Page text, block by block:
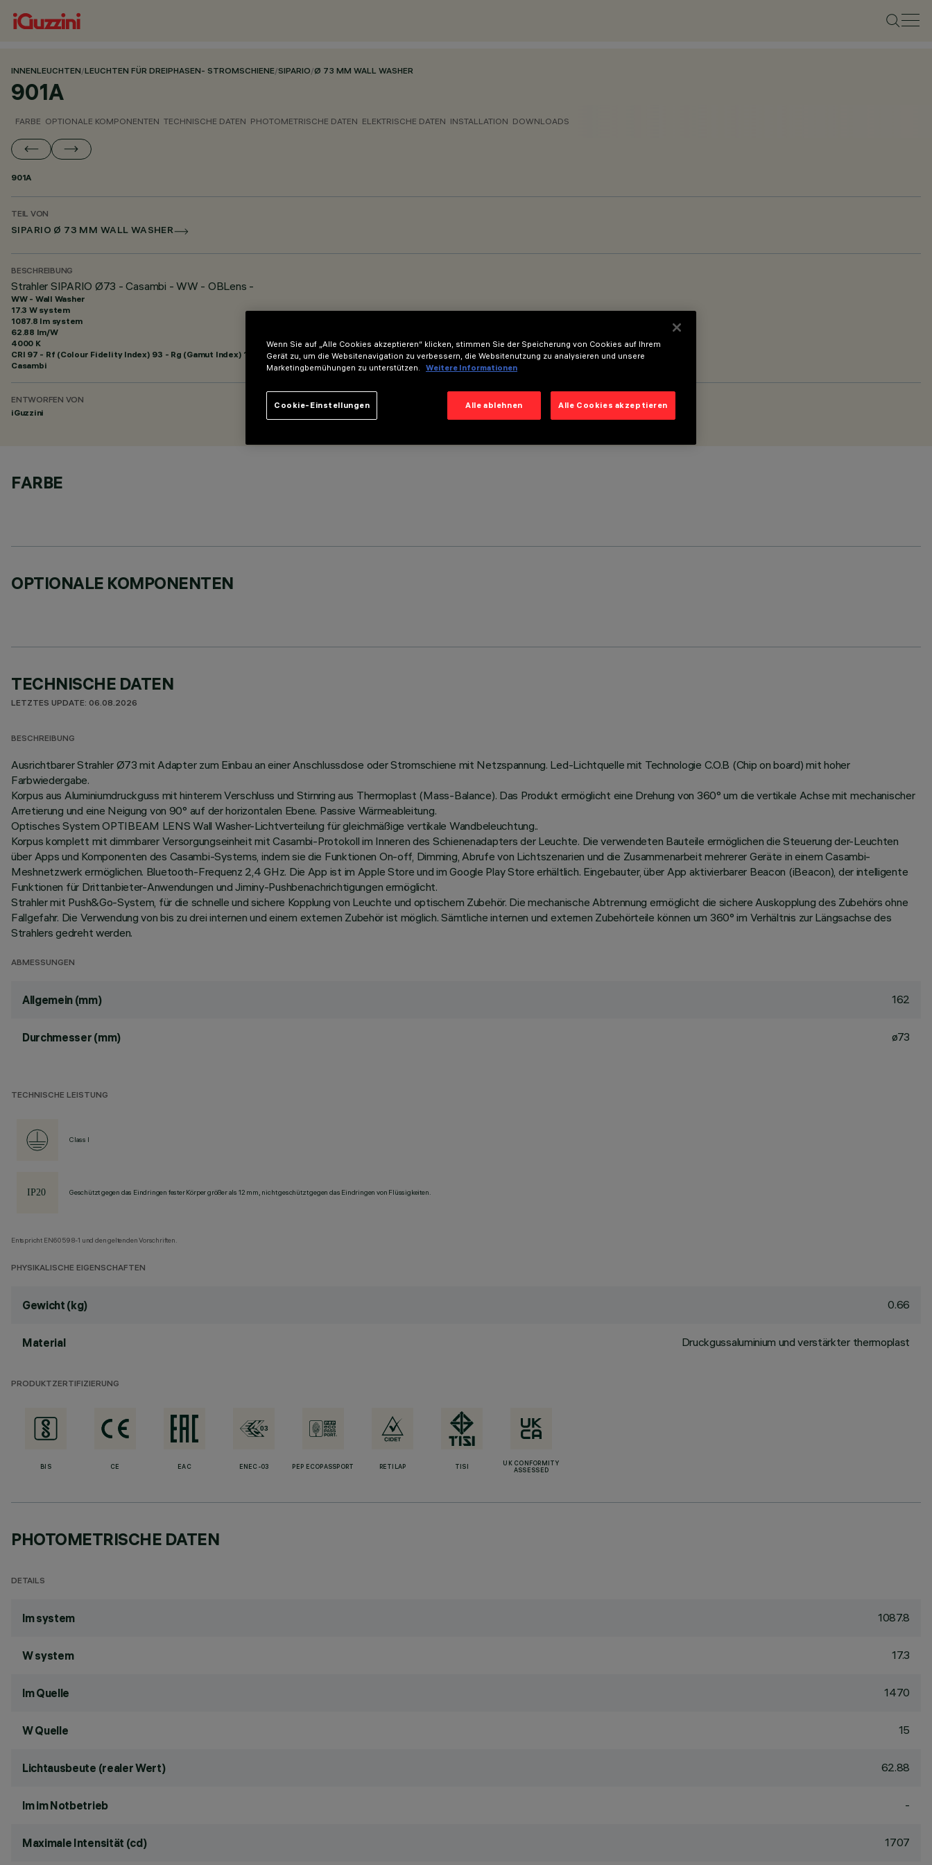
INNENLEUCHTEN/LEUCHTEN FÜR DREIPHASEN- STROMSCHIENE/SIPARIO/Ø 73 MM WALL WASHER
901A
FARBE OPTIONALE KOMPONENTEN TECHNISCHE DATEN PHOTOMETRISCHE DATEN ELEKTRISCHE DATEN INSTALLATION DOWNLOADS
901A
TEIL VON
SIPARIO Ø 73 MM WALL WASHER
BESCHREIBUNG
Strahler SIPARIO Ø73 - Casambi - WW - OBLens -
WW - Wall Washer
17.3 W system
1087.8 lm system
62.88 lm/W
4000 K
CRI 97 - Rf (Colour Fidelity Index) 93 - Rg (Gamut Index) 100
Casambi
ENTWORFEN VON
iGuzzini
FARBE
OPTIONALE KOMPONENTEN
TECHNISCHE DATEN
LETZTES UPDATE: 06.08.2026
BESCHREIBUNG
Ausrichtbarer Strahler Ø73 mit Adapter zum Einbau an einer Anschlussdose oder Stromschiene mit Netzspannung. Led-Lichtquelle mit Technologie C.O.B (Chip on board) mit hoher
Farbwiedergabe.
Korpus aus Aluminiumdruckguss mit hinterem Verschluss und Stirnring aus Thermoplast (Mass-Balance). Das Produkt ermöglicht eine Drehung von 360° um die vertikale Achse mit mechanischer
Arretierung und eine Neigung von 90° auf der horizontalen Ebene. Passive Wärmeableitung.
Optisches System OPTIBEAM LENS Wall Washer-Lichtverteilung für gleichmäßige vertikale Wandbeleuchtung..
Korpus komplett mit dimmbarer Versorgungseinheit mit Casambi-Protokoll im Inneren des Schienenadapters der Leuchte. Die verwendeten Bauteile ermöglichen die Steuerung der-Leuchten
über Apps und Komponenten des Casambi-Systems, indem sie die Funktionen On-off, Dimming, Abrufe von Lichtszenarien und die Zusammenarbeit mehrerer Geräte in einem Casambi-
Meshnetzwerk ermöglichen. Bluetooth-Frequenz 2,4 GHz. Die App ist im Apple Store und im Google Play Store erhältlich. Eingebauter, über App aktivierbarer Beacon (iBeacon), der intelligente
Funktionen für Drittanbieter-Anwendungen und Jiminy-Pushbenachrichtigungen ermöglicht.
Strahler mit Push&Go-System, für die schnelle und sichere Kopplung von Leuchte und optischem Zubehör. Die mechanische Abtrennung ermöglicht die sichere Auskopplung des Zubehörs ohne
Fallgefahr. Die Verwendung von bis zu drei internen und einem externen Zubehör ist möglich. Sämtliche internen und externen Zubehörteile können um 360° im Verhältnis zur Längsachse des
Strahlers gedreht werden.
ABMESSUNGEN
Allgemein (mm) 162
Durchmesser (mm) ø73
TECHNISCHE LEISTUNG
Class I
Geschützt gegen das Eindringen fester Körper größer als 12 mm, nicht geschützt gegen das Eindringen von Flüssigkeiten.
Entspricht EN60598-1 und den geltenden Vorschriften.
PHYSIKALISCHE EIGENSCHAFTEN
Gewicht (kg) 0.66
Material Druckgussaluminium und verstärkter thermoplast
PRODUKTZERTIFIZIERUNG
BIS CE EAC ENEC-03 PEP ECOPASSPORT RETILAP TISI
UK CONFORMITY
ASSESSED
PHOTOMETRISCHE DATEN
DETAILS
lm system 1087.8
W system 17.3
lm Quelle 1470
W Quelle 15
Lichtausbeute (realer Wert) 62.88
lm im Notbetrieb -
Maximale Intensität (cd) 1707
Wenn Sie auf „Alle Cookies akzeptieren“ klicken, stimmen Sie der Speicherung von Cookies auf Ihrem
Gerät zu, um die Websitenavigation zu verbessern, die Websitenutzung zu analysieren und unsere
Marketingbemühungen zu unterstützen.
Weitere Informationen
Alle ablehnen Alle Cookies akzeptieren
Cookie-Einstellungen